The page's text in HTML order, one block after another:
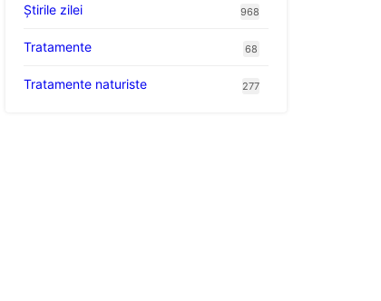
Știrile zilei 968
Tratamente 68
Tratamente naturiste 277